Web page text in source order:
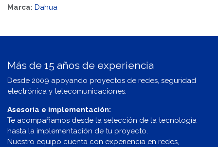
Marca: Dahua
Más de 15 años de experiencia
Desde 2009 apoyando proyectos de redes, seguridad
electrónica y telecomunicaciones.
Asesoría e implementación:
Te acompañamos desde la selección de la tecnología
hasta la implementación de tu proyecto.
Nuestro equipo cuenta con experiencia en redes,